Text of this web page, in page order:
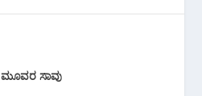
ಮೂವರ ಸಾವು